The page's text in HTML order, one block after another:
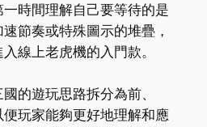
時間理解自己要等待的是
節奏或特殊圖示的堆疊，
線上老虎機的入門款。
的遊玩思路拆分為前、
玩家能夠更好地理解和應